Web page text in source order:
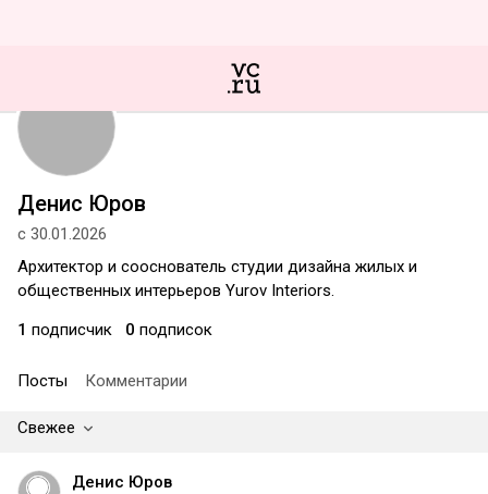
Денис Юров
с 30.01.2026
Архитектор и сооснователь студии дизайна жилых и
общественных интерьеров Yurov Interiors.
1 подписчик 0 подписок
Посты Комментарии
Свежее
Денис Юров